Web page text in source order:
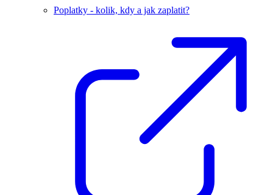
Poplatky - kolik, kdy a jak zaplatit?